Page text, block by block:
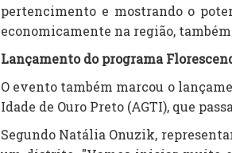
pertencimento e mostrando o
economicamente na região,
Lançamento do programa
O evento também marcou o
Idade de Ouro Preto (AGTI), que
Segundo Natália Onuzik,